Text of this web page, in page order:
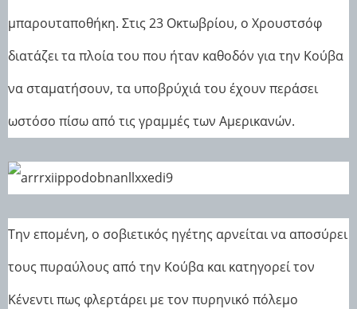
μπαρουταποθήκη. Στις 23 Οκτωβρίου, ο Χρουστσόφ
διατάζει τα πλοία του που ήταν καθοδόν για την Κούβα
να σταματήσουν, τα υποβρύχιά του έχουν περάσει
ωστόσο πίσω από τις γραμμές των Αμερικανών.
Την επομένη, ο σοβιετικός ηγέτης αρνείται να αποσύρει
τους πυραύλους από την Κούβα και κατηγορεί τον
Κένεντι πως φλερτάρει με τον πυρηνικό πόλεμο